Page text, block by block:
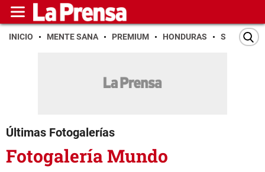
INICIO MENTE SANA PREMIUM HONDURAS SAN PEDRO
Últimas Fotogalerías
Fotogalería Mundo